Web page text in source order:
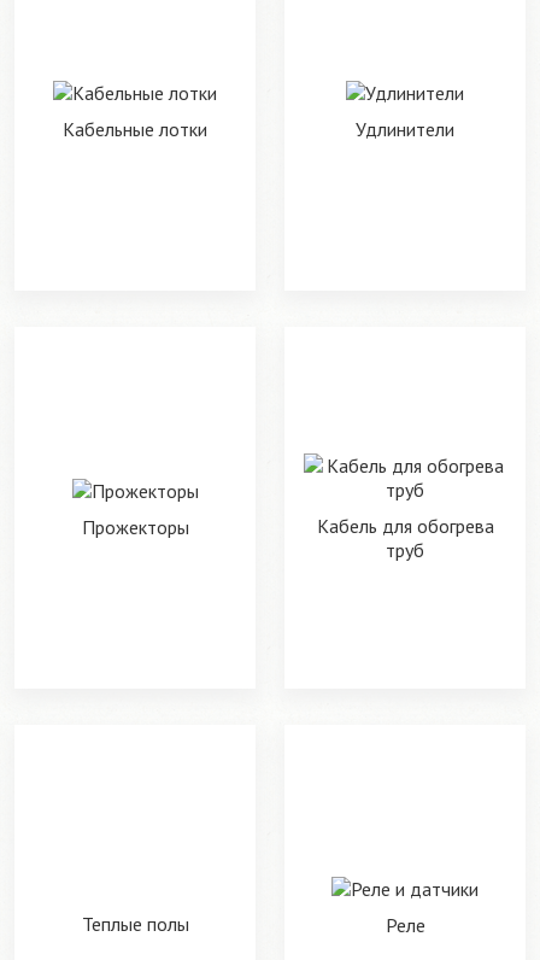
Кабельные лотки Удлинители
Прожекторы
Кабель для обогрева
труб
Теплые полы Реле